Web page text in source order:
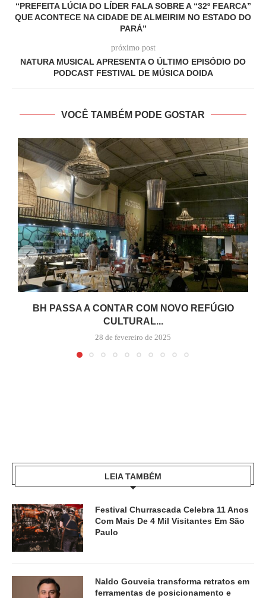
“PREFEITA LÚCIA DO LÍDER FALA SOBRE A “32º FEARCA”
QUE ACONTECE NA CIDADE DE ALMEIRIM NO ESTADO DO
PARÁ”
próximo post
NATURA MUSICAL APRESENTA O ÚLTIMO EPISÓDIO DO
PODCAST FESTIVAL DE MÚSICA DOIDA
VOCÊ TAMBÉM PODE GOSTAR
BH PASSA A CONTAR COM NOVO REFÚGIO
CULTURAL...
28 de fevereiro de 2025
LEIA TAMBÉM
Festival Churrascada Celebra 11 Anos
Com Mais De 4 Mil Visitantes Em São
Paulo
Naldo Gouveia transforma retratos em
ferramentas de posicionamento e